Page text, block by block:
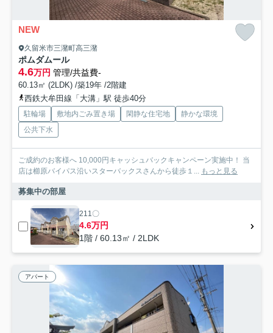
NEW
久留米市三潴町高三潴
ポムダムール
4.6万円 管理/共益費-
60.13㎡ (2LDK) /築19年 /2階建
西鉄大牟田線「大溝」駅 徒歩40分
駐輪場 敷地内ごみ置き場 閑静な住宅地
静かな環境
公共下水
ご成約のお客様へ 10,000円キャッシュバックキャンペーン実施中！ 当
店は櫛原バイパス沿いスターバックスさんから徒歩１... もっと見る
募集中の部屋
211〇
4.6万円
1階 / 60.13㎡ / 2LDK
アパート